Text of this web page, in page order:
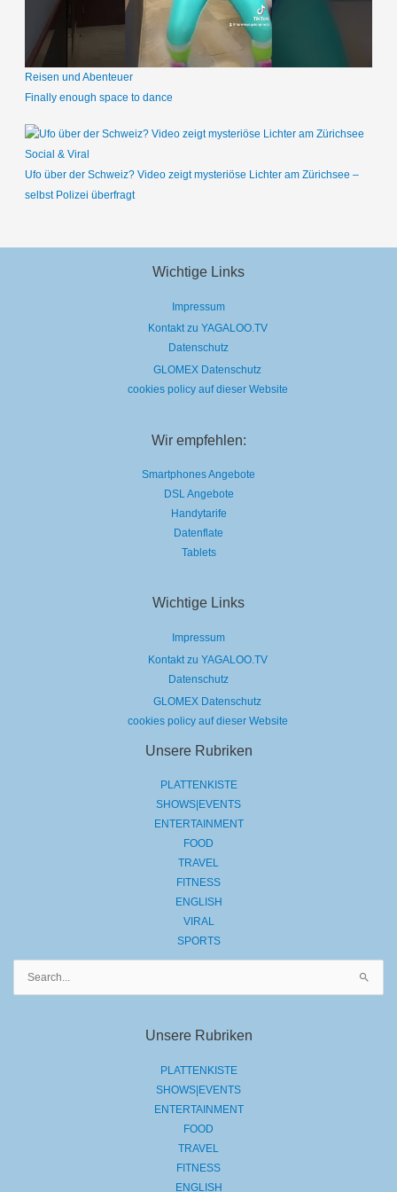
Reisen und Abenteuer
Finally enough space to dance
Social & Viral
Ufo über der Schweiz? Video zeigt mysteriöse Lichter am Zürichsee –
selbst Polizei überfragt
Wichtige Links
Impressum
Kontakt zu YAGALOO.TV
Datenschutz
GLOMEX Datenschutz
cookies policy auf dieser Website
Wir empfehlen:
Smartphones Angebote
DSL Angebote
Handytarife
Datenflate
Tablets
Wichtige Links
Impressum
Kontakt zu YAGALOO.TV
Datenschutz
GLOMEX Datenschutz
cookies policy auf dieser Website
Unsere Rubriken
PLATTENKISTE
SHOWS|EVENTS
ENTERTAINMENT
FOOD
TRAVEL
FITNESS
ENGLISH
VIRAL
SPORTS
Unsere Rubriken
PLATTENKISTE
SHOWS|EVENTS
ENTERTAINMENT
FOOD
TRAVEL
FITNESS
ENGLISH